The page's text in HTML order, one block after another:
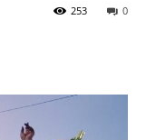
0
253